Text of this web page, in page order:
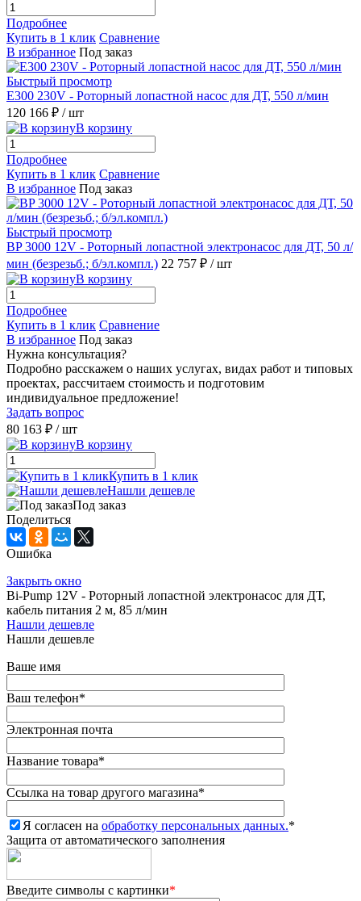
Подробнее
Купить в 1 клик Сравнение
В избранное Под заказ
Быстрый просмотр
E300 230V - Роторный лопастной насос для ДТ, 550 л/мин
120 166 ₽ / шт
В корзину
Подробнее
Купить в 1 клик Сравнение
В избранное Под заказ
Быстрый просмотр
BP 3000 12V - Роторный лопастной электронасос для ДТ, 50 л/
мин (безрезьб.; б/эл.компл.) 22 757 ₽ / шт
В корзину
Подробнее
Купить в 1 клик Сравнение
В избранное Под заказ
Нужна консультация?
Подробно расскажем о наших услугах, видах работ и типовых
проектах, рассчитаем стоимость и подготовим
индивидуальное предложение!
Задать вопрос
80 163 ₽ / шт
В корзину
Купить в 1 клик
Нашли дешевле
Под заказ
Поделиться
Ошибка
Закрыть окно
Bi-Pump 12V - Роторный лопастной электронасос для ДТ,
кабель питания 2 м, 85 л/мин
Нашли дешевле
Нашли дешевле
Ваше имя
Ваш телефон*
Электронная почта
Название товара*
Ссылка на товар другого магазина*
Я согласен на обработку персональных данных.*
Защита от автоматического заполнения
Введите символы с картинки*